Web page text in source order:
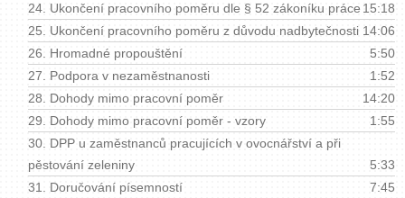
24. Ukončení pracovního poměru dle § 52 zákoníku práce 15:18
25. Ukončení pracovního poměru z důvodu nadbytečnosti 14:06
26. Hromadné propouštění
5:50
27. Podpora v nezaměstnanosti
1:52
28. Dohody mimo pracovní poměr
14:20
29. Dohody mimo pracovní poměr - vzory
1:55
30. DPP u zaměstnanců pracujících v ovocnářství a při
pěstování zeleniny
5:33
31. Doručování písemností
7:45